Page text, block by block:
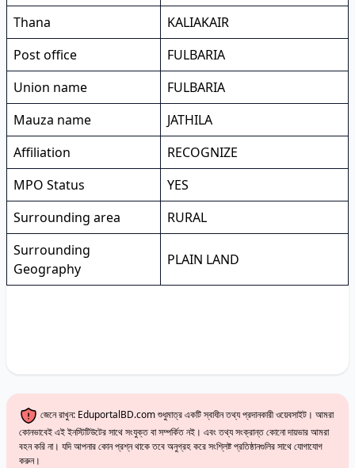
Thana
KALIAKAIR
Post office
FULBARIA
Union name
FULBARIA
Mauza name
JATHILA
Affiliation
RECOGNIZE
MPO Status
YES
Surrounding area
RURAL
Surrounding
Geography
PLAIN LAND
জেনে রাখুন: EduportalBD.com শুধুমাত্র একটি স্বাধীন তথ্য প্রদানকারী ওয়েবসাইট। আমরা
কোনভাবেই এই ইনস্টিটিউটের সাথে সংযুক্ত বা সম্পর্কিত নই। এবং তথ্য সংক্রান্ত কোনো দায়ভার আমরা
বহন করি না। যদি আপনার কোন প্রশ্ন থাকে তবে অনুগ্রহ করে সংশ্লিষ্ট প্রতিষ্ঠানগুলির সাথে যোগাযোগ
করুন।